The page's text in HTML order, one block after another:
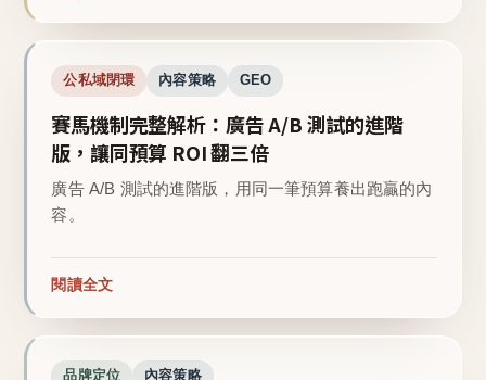
公私域閉環 內容策略 GEO
賽馬機制完整解析：廣告 A/B 測試的進階
版，讓同預算 ROI 翻三倍
廣告 A/B 測試的進階版，用同一筆預算養出跑贏的內
容。
閱讀全文
品牌定位 內容策略